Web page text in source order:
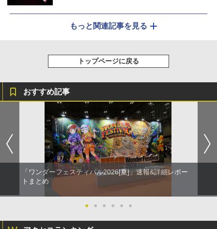
もっと関連記事を見る
トップページに戻る
おすすめ記事
「ワンダーフェスティバル2026[夏]」速報&詳細レポー
トまとめ
● ● ● ● ● ●